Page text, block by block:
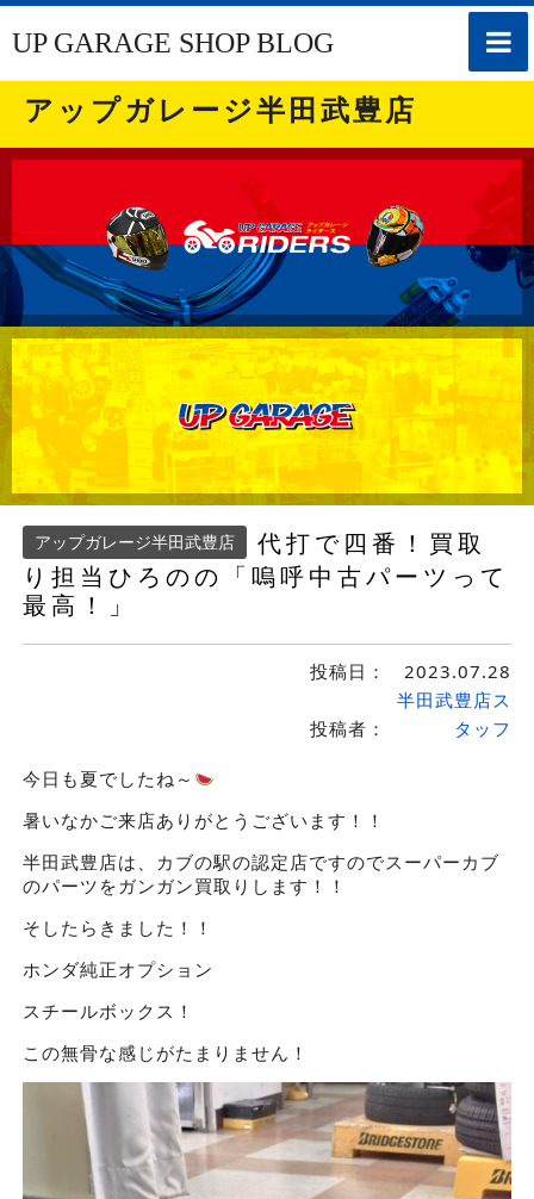
toggle
UP GARAGE SHOP BLOG
アップガレージ半田武豊店
アップガレージ半田武豊店
代打で四番！買取
り担当ひろのの「嗚呼中古パーツって
最高！」
投稿日： 2023.07.28
投稿者：
半田武豊店ス
タッフ
今日も夏でしたね～
暑いなかご来店ありがとうございます！！
半田武豊店は、カブの駅の認定店ですのでスーパーカブ
のパーツをガンガン買取りします！！
そしたらきました！！
ホンダ純正オプション
スチールボックス！
この無骨な感じがたまりません！